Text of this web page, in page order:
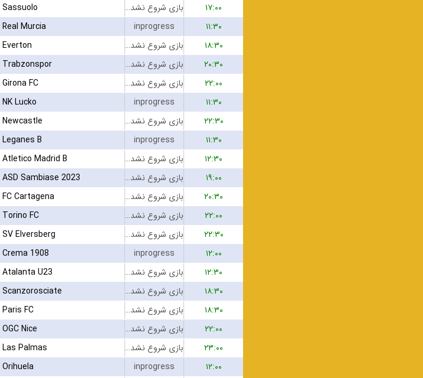
Sassuolo بازی شروع نشده است
۱۷:۰۰
Real Murcia inprogress
۱۱:۳۰
Everton بازی شروع نشده است
۱۸:۳۰
Trabzonspor بازی شروع نشده است
۲۰:۳۰
Girona FC بازی شروع نشده است
۲۲:۰۰
NK Lucko inprogress
۱۱:۳۰
Newcastle بازی شروع نشده است
۲۲:۳۰
Leganes B inprogress
۱۱:۳۰
Atletico Madrid B بازی شروع نشده است
۱۲:۳۰
ASD Sambiase 2023 بازی شروع نشده است
۱۹:۰۰
FC Cartagena بازی شروع نشده است
۲۰:۳۰
Torino FC بازی شروع نشده است
۲۲:۰۰
SV Elversberg بازی شروع نشده است
۲۲:۳۰
Crema 1908 inprogress
۱۲:۰۰
Atalanta U23 بازی شروع نشده است
۱۲:۳۰
Scanzorosciate بازی شروع نشده است
۱۸:۳۰
Paris FC بازی شروع نشده است
۱۸:۳۰
OGC Nice بازی شروع نشده است
۲۲:۰۰
Las Palmas بازی شروع نشده است
۲۳:۰۰
Orihuela inprogress
۱۲:۰۰